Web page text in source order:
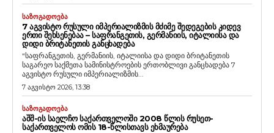
ᲡᲐᲖᲝᲒᲐᲓᲝᲔᲑᲐ
7 ᲐᲒᲕᲘᲡᲢᲝ ᲠᲣᲡᲣᲚᲘ ᲘᲛᲞᲔᲠᲘᲐᲚᲘᲖᲛᲘᲡ ᲛᲫᲘᲛᲔ ᲨᲔᲓᲔᲒᲔᲑᲘᲡ ᲙᲘᲓᲔᲕ
ᲔᲠᲗᲘ ᲨᲔᲮᲡᲔᲜᲔᲑᲐᲐ – ᲡᲐᲤᲠᲐᲜᲒᲔᲗᲘᲡ, ᲒᲔᲠᲛᲐᲜᲘᲘᲡ, ᲘᲢᲐᲚᲘᲘᲡᲐ ᲓᲐ
ᲓᲘᲓᲘ ᲑᲠᲘᲢᲐᲜᲔᲗᲘᲡ ᲒᲐᲜᲪᲮᲐᲓᲔᲑᲐ
“საფრანგეთის, გერმანიის, იტალიისა და დიდი ბრიტანეთის
საგარეო საქმეთა სამინისტროების ერთობლივი განცხადება 7
აგვისტო რუსული იმპერიალიზმის...
7 აგვისტო 2026, 13:38
ᲡᲐᲖᲝᲒᲐᲓᲝᲔᲑᲐ
ᲐᲨᲨ-ᲘᲡ ᲡᲐᲔᲚᲩᲝ ᲡᲐᲥᲐᲠᲗᲕᲔᲚᲝᲨᲘ 2008 ᲬᲚᲘᲡ ᲠᲣᲡᲔᲗ-
ᲡᲐᲥᲐᲠᲗᲕᲔᲚᲝᲡ ᲝᲛᲘᲡ 18-ᲬᲚᲘᲡᲗᲐᲕᲡ ᲔᲮᲛᲐᲣᲠᲔᲑᲐ